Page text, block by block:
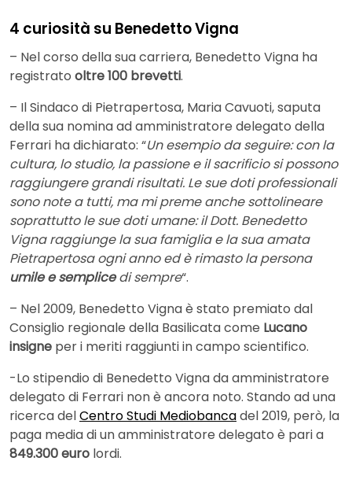
4 curiosità su Benedetto Vigna
– Nel corso della sua carriera, Benedetto Vigna ha
registrato oltre 100 brevetti.
– Il Sindaco di Pietrapertosa, Maria Cavuoti, saputa
della sua nomina ad amministratore delegato della
Ferrari ha dichiarato: “Un esempio da seguire: con la
cultura, lo studio, la passione e il sacrificio si possono
raggiungere grandi risultati. Le sue doti professionali
sono note a tutti, ma mi preme anche sottolineare
soprattutto le sue doti umane: il Dott. Benedetto
Vigna raggiunge la sua famiglia e la sua amata
Pietrapertosa ogni anno ed è rimasto la persona
umile e semplicedi sempre“.
– Nel 2009, Benedetto Vigna è stato premiato dal
Consiglio regionale della Basilicata come Lucano
insigne per i meriti raggiunti in campo scientifico.
-Lo stipendio di Benedetto Vigna da amministratore
delegato di Ferrari non è ancora noto. Stando ad una
ricerca delCentro Studi Mediobancadel 2019, però, la
paga media di un amministratore delegato è pari a
849.300 euro lordi.